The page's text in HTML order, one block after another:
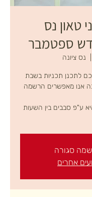
טאון נס
ספטמבר
נס ציונה
לתכנן תכניות בשבת
אנו מאפשרים הרשמה
ע"פ סבבים בין השעות
סגורה
אחרים